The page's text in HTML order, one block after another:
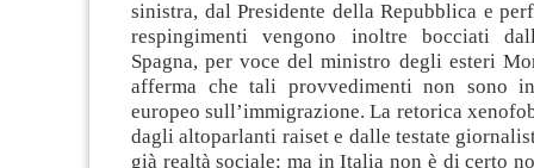
sinistra, dal Presidente della Repubblica e
respingimenti vengono inoltre bocciati
Spagna, per voce del ministro degli esteri
afferma che tali provvedimenti non sono
europeo sull’immigrazione. La retorica
dagli altoparlanti raiset e dalle testate
già realtà sociale; ma in Italia non è di certo